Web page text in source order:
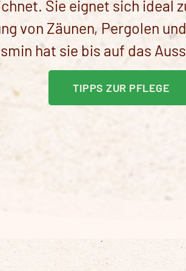
Sie eignet sich ideal
von Zäunen, Pergolen
hat sie bis auf das
TIPPS ZUR PFLEGE